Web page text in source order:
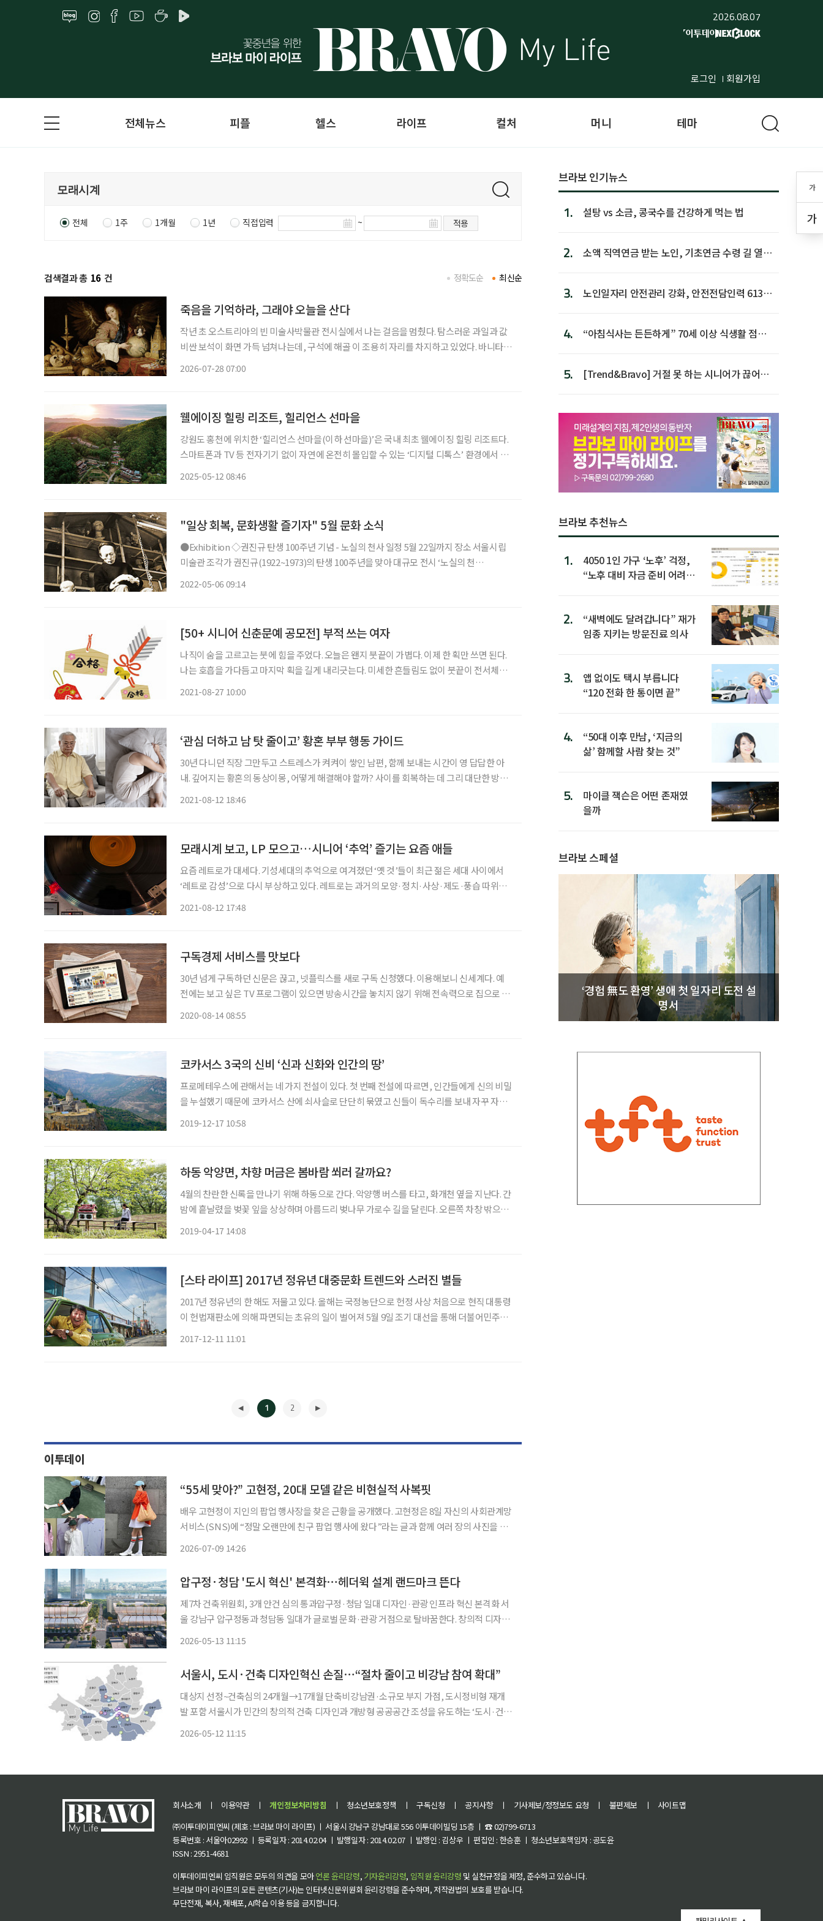
2026.08.07
로그인 회원가입
가
가
전체뉴스 피플 헬스 라이프 컬처 머니 테마
전체 1주 1개월 1년 직접입력 ~ 적용
검색결과 총 16 건 최신순
정확도순
죽음을 기억하라, 그래야 오늘을 산다
작년 초 오스트리아의 빈 미술사박물관 전시실에서 나는 걸음을 멈췄다. 탐스러운 과일과 값
비싼 보석이 화면 가득 넘쳐나는데, 구석에 해골 이 조용히 자리를 차지하고 있었다. 바니타스
2026-07-28 07:00
웰에이징 힐링 리조트, 힐리언스 선마을
강원도 홍천에 위치한 ‘힐리언스 선마을(이하 선마을)’은 국내 최초 웰에이징 힐링 리조트다.
스마트폰과 TV 등 전자기기 없이 자연에 온전히 몰입할 수 있는 ‘디지털 디톡스’ 환경에서 수
2025-05-12 08:46
"일상 회복, 문화생활 즐기자" 5월 문화 소식
●Exhibition ◇권진규 탄생 100주년 기념 - 노실의 천사 일정 5월 22일까지 장소 서울시립
미술관 조각가 권진규(1922~1973)의 탄생 100주년을 맞아 대규모 전시 ‘노실의 천
2022-05-06 09:14
[50+ 시니어 신춘문예 공모전] 부적 쓰는 여자
나직이 숨을 고르고는 붓에 힘을 주었다. 오늘은 왠지 붓끝이 가볍다. 이제 한 획만 쓰면 된다.
나는 호흡을 가다듬고 마지막 획을 길게 내리긋는다. 미세한 흔들림도 없이 붓끝이 전서체의
2021-08-27 10:00
‘관심 더하고 남 탓 줄이고’ 황혼 부부 행동 가이드
30년 다니던 직장 그만두고 스트레스가 켜켜이 쌓인 남편, 함께 보내는 시간이 영 답답한 아
내. 깊어지는 황혼의 동상이몽, 어떻게 해결해야 할까? 사이를 회복하는 데 그리 대단한 방법
2021-08-12 18:46
모래시계 보고, LP 모으고…시니어 ‘추억’ 즐기는 요즘 애들
요즘 레트로가 대세다. 기성세대의 추억으로 여겨졌던 ‘옛 것’들이 최근 젊은 세대 사이에서
‘레트로 감성’으로 다시 부상하고 있다. 레트로는 과거의 모양·정치·사상·제도·풍습 따위로
2021-08-12 17:48
구독경제 서비스를 맛보다
30년 넘게 구독하던 신문은 끊고, 넷플릭스를 새로 구독 신청했다. 이용해보니 신세계다. 예
전에는 보고 싶은 TV 프로그램이 있으면 방송시간을 놓치지 않기 위해 전속력으로 집으로 달
2020-08-14 08:55
코카서스 3국의 신비 ‘신과 신화와 인간의 땅’
프로메테우스에 관해서는 네 가지 전설이 있다. 첫 번째 전설에 따르면, 인간들에게 신의 비밀
을 누설했기 때문에 코카서스 산에 쇠사슬로 단단히 묶였고 신들이 독수리를 보내 자꾸 자라
2019-12-17 10:58
하동 악양면, 차향 머금은 봄바람 쐬러 갈까요?
4월의 찬란한 신록을 만나기 위해 하동으로 간다. 악양행 버스를 타고, 화개천 옆을 지난다. 간
밤에 흩날렸을 벚꽃 잎을 상상하며 아름드리 벚나무 가로수 길을 달린다. 오른쪽 차창 밖으로
2019-04-17 14:08
[스타 라이프] 2017년 정유년 대중문화 트렌드와 스러진 별들
2017년 정유년의 한 해도 저물고 있다. 올해는 국정농단으로 헌정 사상 처음으로 현직 대통령
이 헌법재판소에 의해 파면되는 초유의 일이 벌어져 5월 9일 조기 대선을 통해 더불어민주당
2017-12-11 11:01
1 2
이투데이
“55세 맞아?” 고현정, 20대 모델 같은 비현실적 사복핏
배우 고현정이 지인의 팝업 행사장을 찾은 근황을 공개했다. 고현정은 8일 자신의 사회관계망
서비스(SNS)에 “정말 오랜만에 친구 팝업 행사에 왔다”라는 글과 함께 여러 장의 사진을 게
2026-07-09 14:26
압구정·청담 '도시 혁신' 본격화⋯헤더윅 설계 랜드마크 뜬다
제7차 건축위원회, 3개 안건 심의 통과압구정·청담 일대 디자인·관광 인프라 혁신 본격화 서
울 강남구 압구정동과 청담동 일대가 글로벌 문화·관광 거점으로 탈바꿈한다. 창의적 디자인
2026-05-13 11:15
서울시, 도시·건축 디자인혁신 손질⋯“절차 줄이고 비강남 참여 확대”
대상지 선정~건축심의 24개월→17개월 단축비강남권·소규모 부지 가점, 도시정비형 재개
발 포함 서울시가 민간의 창의적 건축 디자인과 개방형 공공공간 조성을 유도하는 ‘도시·건축
2026-05-12 11:15
브라보 인기뉴스
1. 설탕 vs 소금, 콩국수를 건강하게 먹는 법
2.
소액 직역연금 받는 노인, 기초연금 수령 길 열린
3.
노인일자리 안전관리 강화, 안전전담인력 613명
4.
“아침식사는 든든하게” 70세 이상 식생활 점수
5.
[Trend&Bravo] 거절 못 하는 시니어가 끊어야
브라보 추천뉴스
1.
4050 1인 가구 ‘노후’ 걱정,
“노후 대비 자금 준비 어려
2.
“새벽에도 달려갑니다” 재가
임종 지키는 방문진료 의사
3.
앱 없이도 택시 부릅니다
“120 전화 한 통이면 끝”
4.
“50대 이후 만남, ‘지금의
삶’ 함께할 사람 찾는 것”
5.
마이클 잭슨은 어떤 존재였
을까
브라보 스페셜
‘경험 無도 환영’ 생애 첫 일자리 도전 설
명서
회사소개 ㅣ 이용약관 ㅣ 개인정보처리방침 ㅣ 청소년보호정책 ㅣ 구독신청 ㅣ 공지사항 ㅣ 기사제보/정정보도 요청 ㅣ 불편제보 ㅣ
사이트맵
㈜이투데이피엔씨 (제호 : 브라보 마이 라이프) ㅣ 서울시 강남구 강남대로 556 이투데이빌딩 15층 ㅣ ☎ 02)799-6713
등록번호 : 서울아02992 ㅣ 등록일자 : 2014.02.04 ㅣ 발행일자 : 2014.02.07 ㅣ 발행인 : 김상우 ㅣ 편집인 : 한승훈 ㅣ 청소년보호책임자 : 공도윤
ISSN : 2951-4681
이투데이피엔씨 임직원은 모두의 의견을 모아언론 윤리강령, 기자윤리강령, 임직원 윤리강령 및 실천규정을 제정, 준수하고 있습니다.
브라보 마이 라이프의 모든 콘텐츠(기사)는 인터넷신문위원회 윤리강령을 준수하며, 저작권법의 보호를 받습니다.
무단전재, 복사, 재배포, AI학습 이용 등을 금지합니다.